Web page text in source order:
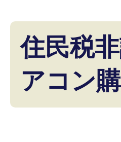
住民税
アコン